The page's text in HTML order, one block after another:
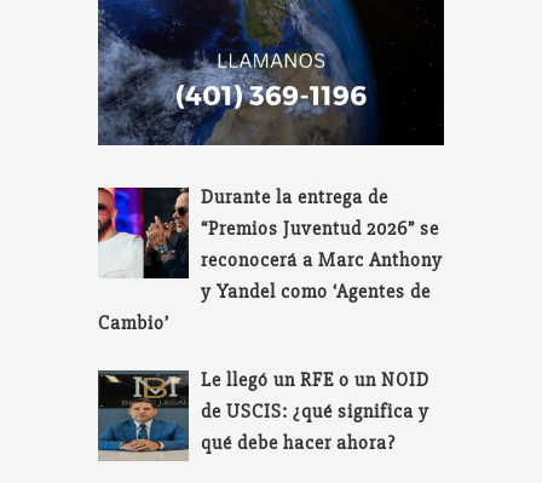
Durante la entrega de
“Premios Juventud 2026” se
reconocerá a Marc Anthony
y Yandel como ‘Agentes de
Cambio’
Le llegó un RFE o un NOID
de USCIS: ¿qué significa y
qué debe hacer ahora?